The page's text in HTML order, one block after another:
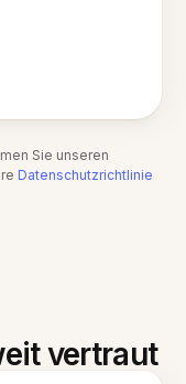
Sie unseren
Datenschutzrichtlinie
vertraut